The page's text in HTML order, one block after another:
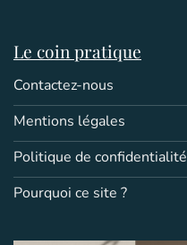
Le coin pratique
Contactez-nous
Mentions légales
Politique de confidentialité
Pourquoi ce site ?